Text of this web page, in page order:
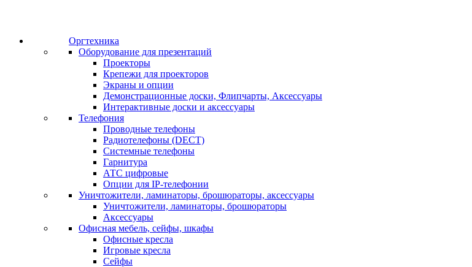
Оргтехника
Оборудование для презентаций
Проекторы
Крепежи для проекторов
Экраны и опции
Демонстрационные доски, Флипчарты, Аксессуары
Интерактивные доски и аксессуары
Телефония
Проводные телефоны
Радиотелефоны (DECT)
Системные телефоны
Гарнитура
АТС цифровые
Опции для IP-телефонии
Уничтожители, ламинаторы, брошюраторы, аксессуары
Уничтожители, ламинаторы, брошюраторы
Аксессуары
Офисная мебель, сейфы, шкафы
Офисные кресла
Игровые кресла
Сейфы